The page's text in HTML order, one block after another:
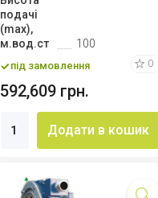
подачі
(max),
м.вод.ст
100
під замовлення 0
592,609 грн.
Додати в кошик